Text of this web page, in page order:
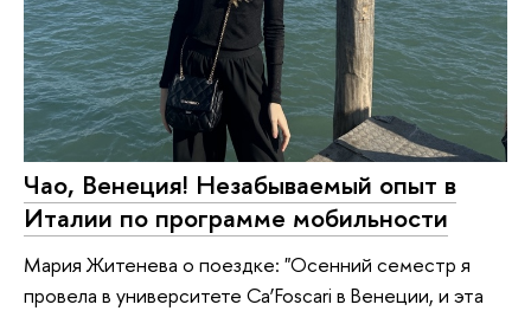
Чао, Венеция! Незабываемый опыт в
Италии по программе мобильности
Мария Житенева о поездке: "Осенний семестр я
провела в университете Ca’Foscari в Венеции, и эта